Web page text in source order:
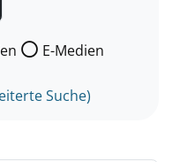
der Sie suchen wollen.
E-Medien
Suche)